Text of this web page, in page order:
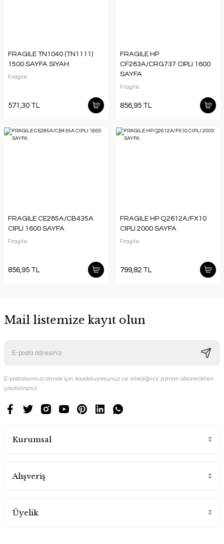
FRAGILE TN1040 (TN1111)
1500 SAYFA SIYAH
Fragile
571,30 TL
FRAGILE HP
CF283A/CRG737 CIPLI 1600
SAYFA
Fragile
856,95 TL
FRAGILE CE285A/CB435A
CIPLI 1600 SAYFA
Fragile
856,95 TL
FRAGILE HP Q2612A/FX10
CIPLI 2000 SAYFA
Fragile
799,82 TL
Mail listemize kayıt olun
E-postalarımızı almak için kaydoluyorsunuz ve dilediğiniz zaman abonelikten
çıkabilirsiniz.
Kurumsal
Alışveriş
Üyelik